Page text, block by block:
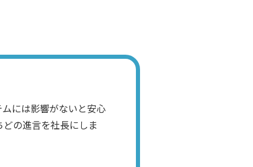
には影響がないと安心
の進言を社長にしま